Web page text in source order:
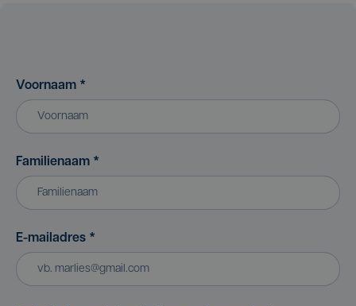
Voornaam *
Familienaam *
E-mailadres *